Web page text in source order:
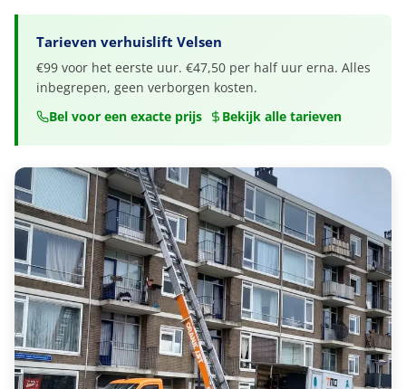
Tarieven verhuislift Velsen
€99 voor het eerste uur. €47,50 per half uur erna. Alles
inbegrepen, geen verborgen kosten.
Bel voor een exacte prijs
Bekijk alle tarieven